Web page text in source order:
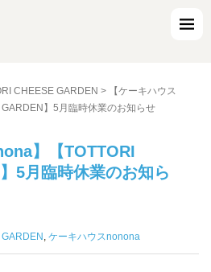
CHEESE GARDEN >
【ケーキハウス
GARDEN】5月臨時休業のお知らせ
】【TOTTORI
5月臨時休業のお知ら
, ケーキハウスnonona